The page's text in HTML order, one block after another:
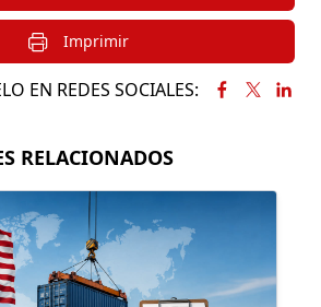
Imprimir
EN REDES SOCIALES:
RELACIONADOS